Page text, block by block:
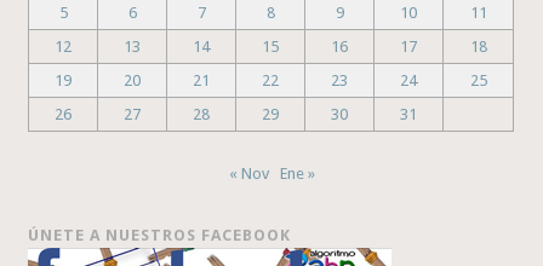
5
6 7 8 9 10
11
12
13 14 15 16 17
18
19
20 21 22 23 24
25
26
27 28 29 30 31
« Nov Ene »
ÚNETE A NUESTROS FACEBOOK